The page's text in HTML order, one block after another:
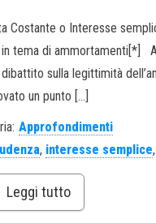
Costante o Interesse
tema di ammortamenti[*]
sulla legittimità
un punto […]
Approfondimenti
, interesse semplice,
Leggi tutto